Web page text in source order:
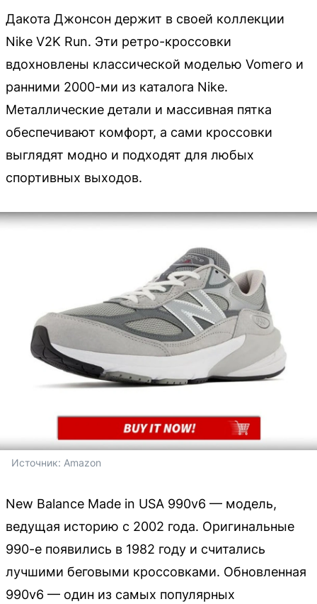
Дакота Джонсон держит в своей коллекции
Nike V2K Run. Эти ретро-кроссовки
вдохновлены классической моделью Vomero и
ранними 2000-ми из каталога Nike.
Металлические детали и массивная пятка
обеспечивают комфорт, а сами кроссовки
выглядят модно и подходят для любых
спортивных выходов.
Источник: Amazon
New Balance Made in USA 990v6 — модель,
ведущая историю с 2002 года. Оригинальные
990-е появились в 1982 году и считались
лучшими беговыми кроссовками. Обновленная
990v6 — один из самых популярных